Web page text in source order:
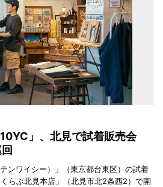
」、北見で試着販売会
ンワイシー）」（東京都台東区）の試着
らぶ北見本店」（北見市北2条西2）で開